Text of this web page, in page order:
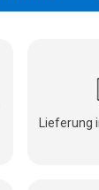
Lieferung